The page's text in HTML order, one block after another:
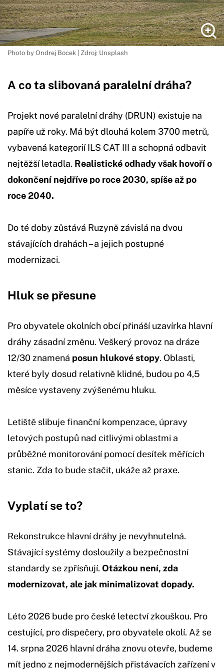
Photo by Ondrej Bocek | Zdroj: Unsplash
A co ta slibovaná paralelní dráha?
Projekt nové paralelní dráhy (DRUN) existuje na
papíře už roky. Má být dlouhá kolem 3700 metrů,
vybavená kategorií ILS CAT III a schopná odbavit
nejtěžší letadla. Realistické odhady však hovoří o
dokončení nejdříve po roce 2030, spíše až po
roce 2040.
Do té doby zůstává Ruzyně závislá na dvou
stávajících drahách – a jejich postupné
modernizaci.
Hluk se přesune
Pro obyvatele okolních obcí přináší uzavírka hlavní
dráhy zásadní změnu. Veškerý provoz na dráze
12/30 znamená posun hlukové stopy. Oblasti,
které byly dosud relativně klidné, budou po 4,5
měsíce vystaveny zvýšenému hluku.
Letiště slibuje finanční kompenzace, úpravy
letových postupů nad citlivými oblastmi a
průběžné monitorování pomocí desítek měřících
stanic. Zda to bude stačit, ukáže až praxe.
Vyplatí se to?
Rekonstrukce hlavní dráhy je nevyhnutelná.
Stávající systémy dosloužily a bezpečnostní
standardy se zpřísňují. Otázkou není, zda
modernizovat, ale jak minimalizovat dopady.
Léto 2026 bude pro české letectví zkouškou. Pro
cestující, pro dispečery, pro obyvatele okolí. Až se
14. srpna 2026 hlavní dráha znovu otevře, budeme
mít jedno z nejmodernějších přistávacích zařízení v